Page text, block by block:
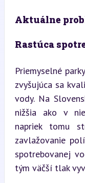
Aktuálne
Rastúca
Priemyselné
zvyšujúca sa
vody. Na
nižšia ako v
napriek tomu
zavlažovanie
spotrebovanej
tým väčší tlak